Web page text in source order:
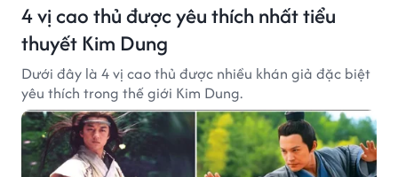
4 vị cao thủ được yêu thích nhất tiểu
thuyết Kim Dung
Dưới đây là 4 vị cao thủ được nhiều khán giả đặc biệt
yêu thích trong thế giới Kim Dung.